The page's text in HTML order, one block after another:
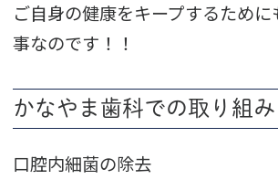
ご自身の健康をキープするため
事なのです！！
かなやま歯科での取り組み
口腔内細菌の除去